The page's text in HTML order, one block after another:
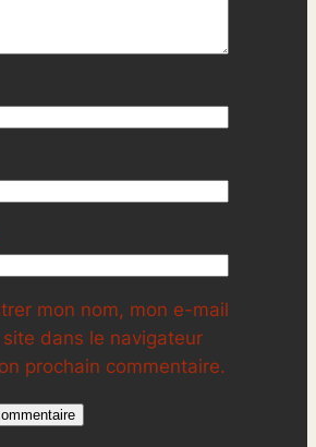
mon nom, mon e-mail
dans le navigateur
prochain commentaire.